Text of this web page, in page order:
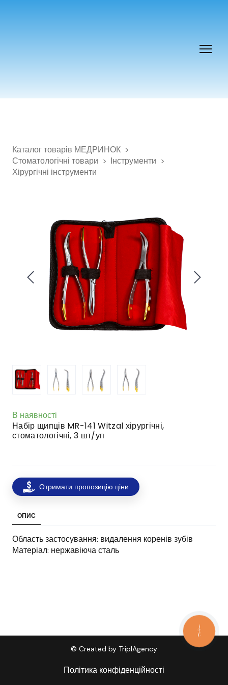
Каталог товарів МЕДРИНОК
Стоматологічні товари
Інструменти
Хірургічні інструменти
В наявності
Набір щипців MR-141 Witzal хірургічні,
стоматологічні, 3 шт/уп
Отримати пропозицію ціни
ОПИС
Область застосування: видалення коренів зубів
Матеріал: нержавіюча сталь
© Created by TriplAgency
Політика конфіденційності
КНОПКА
ЗВ'ЯЗКУ